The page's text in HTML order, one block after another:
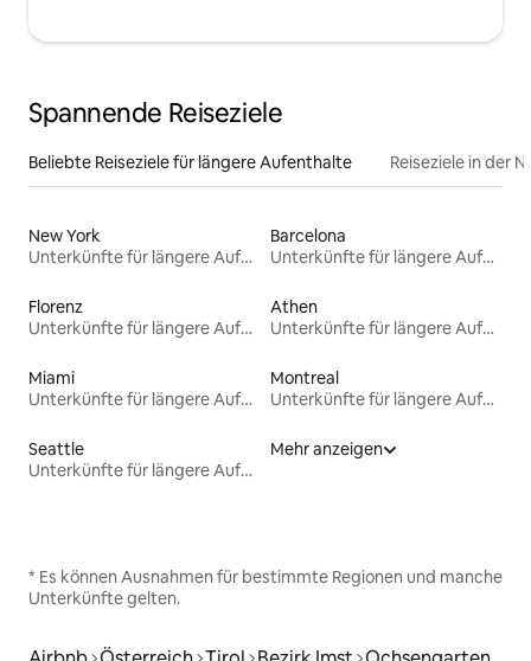
Spannende Reiseziele
Beliebte Reiseziele für längere Aufenthalte Reiseziele in der
New York
Unterkünfte für längere Aufenthalte
Barcelona
Unterkünfte für längere Aufenthalte
Florenz
Unterkünfte für längere Aufenthalte
Athen
Unterkünfte für längere Aufenthalte
Miami
Unterkünfte für längere Aufenthalte
Montreal
Unterkünfte für längere Aufenthalte
Seattle
Unterkünfte für längere Aufenthalte
Mehr anzeigen
* Es können Ausnahmen für bestimmte Regionen und manche
Unterkünfte gelten.